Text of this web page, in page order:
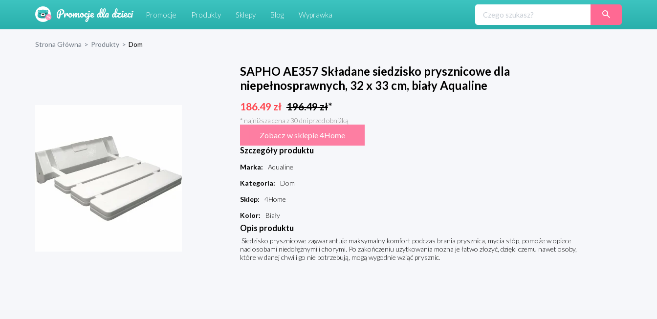
Promocje Produkty Sklepy Blog Wyprawka
Strona Główna > Produkty > Dom
SAPHO AE357 Składane siedzisko prysznicowe dla
niepełnosprawnych, 32 x 33 cm, biały Aqualine
186.49 zł 196.49zł*
* najniższa cena z 30 dni przed obniżką
Zobacz w sklepie 4Home
Szczegóły produktu
Marka:
Aqualine
Kategoria:
Dom
Sklep:
4Home
Kolor: Biały
Opis produktu
Siedzisko prysznicowe zagwarantuje maksymalny komfort podczas brania prysznica, mycia stóp, pomoże w opiece
nad osobami niedołężnymi i chorymi. Po zakończeniu użytkowania można je łatwo złożyć, dzięki czemu nawet osoby,
które w danej chwili go nie potrzebują, mogą wygodnie wziąć prysznic.